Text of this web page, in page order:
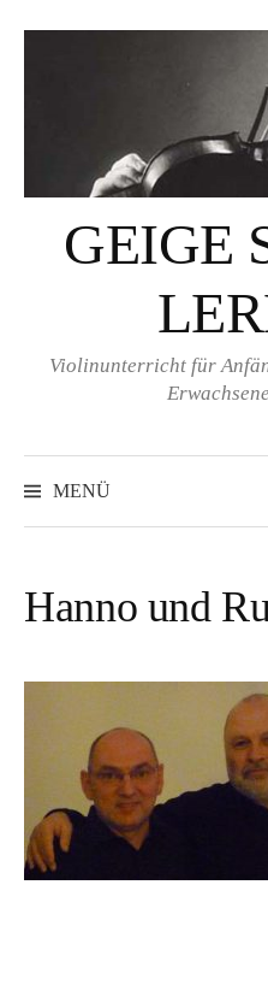
GEIGE
Violinunterricht für
MENÜ
Hanno und